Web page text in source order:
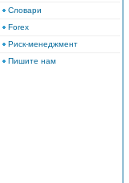
Словари
Forex
Риск-менеджмент
Пишите нам